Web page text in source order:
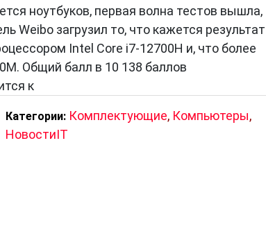
ноутбуков, первая волна тестов вышла,
Weibo загрузил то, что кажется
Intel Core i7-12700H и, что более
Общий балл в 10 138 баллов
к
Категории: Комплектующие, Компьютеры,
НовостиIT